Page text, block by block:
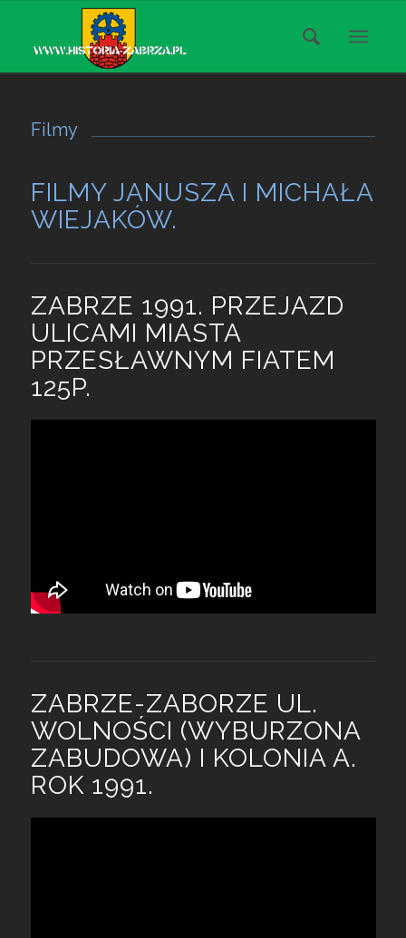
Filmy
FILMY JANUSZA I MICHAŁA
WIEJAKÓW.
ZABRZE 1991. PRZEJAZD
ULICAMI MIASTA
PRZESŁAWNYM FIATEM
125P.
ZABRZE-ZABORZE UL.
WOLNOŚCI (WYBURZONA
ZABUDOWA) I KOLONIA A.
ROK 1991.